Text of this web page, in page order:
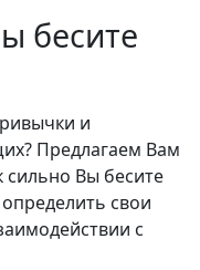
бесите
и
Предлагаем Вам
сильно Вы бесите
свои
с